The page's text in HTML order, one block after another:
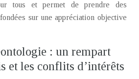
tous et permet de prendre des
sur une appréciation objective
: un rempart
et les conflits d’intérêts